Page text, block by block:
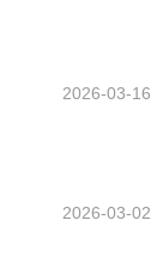
2026-03-16
2026-03-02